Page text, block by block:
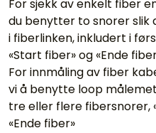
For sjekk av enkelt fiber
du benytter to snorer slik
i fiberlinken, inkludert i
«Start fiber» og «Ende
For innmåling av fiber
vi å benytte loop
tre eller flere fibersnorer,
«Ende fiber»